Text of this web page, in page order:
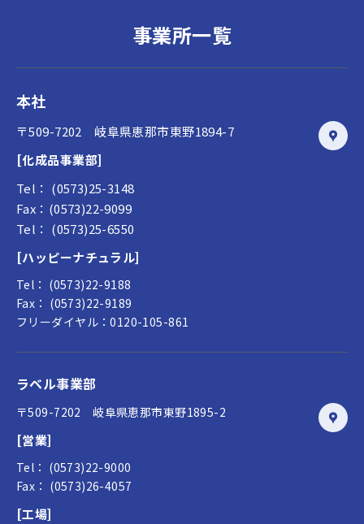
事業所一覧
本社
〒509-7202 岐阜県恵那市東野1894-7
[化成品事業部]
Tel： (0573)25-3148
Fax：(0573)22-9099
Tel： (0573)25-6550
[ハッピーナチュラル]
Tel： (0573)22-9188
Fax： (0573)22-9189
フリーダイヤル：0120-105-861
ラベル事業部
〒509-7202 岐阜県恵那市東野1895-2
[営業]
Tel： (0573)22-9000
Fax： (0573)26-4057
[工場]